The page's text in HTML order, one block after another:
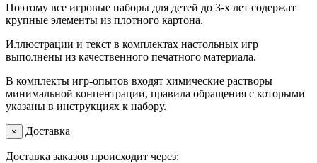
Поэтому все игровые наборы для детей до 3-х лет содержат
крупные элементы из плотного картона.
Иллюстрации и текст в комплектах настольных игр
выполнены из качественного печатного материала.
В комплекты игр-опытов входят химические растворы
минимальной концентрации, правила обращения с которыми
указаны в инструкциях к набору.
× Доставка
Доставка заказов происходит через: